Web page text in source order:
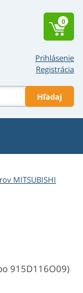
Prihlásenie
Registrácia
Hľadaj
0
MITSUBISHI
915D116O09)